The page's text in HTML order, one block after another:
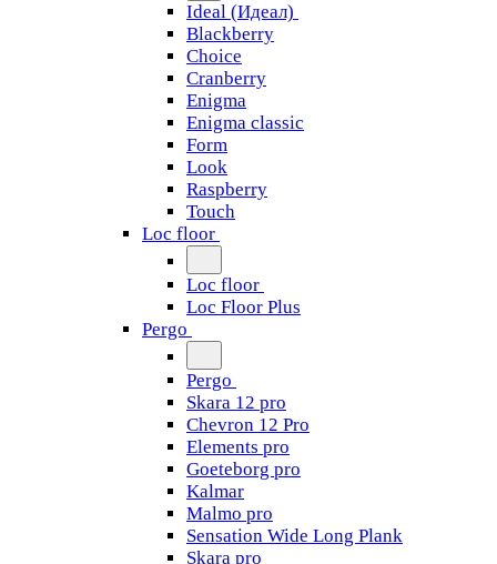
Ideal (Идеал)
Blackberry
Choice
Cranberry
Enigma
Enigma classic
Form
Look
Raspberry
Touch
Loc floor
Loc floor
Loc Floor Plus
Pergo
Pergo
Skara 12 pro
Chevron 12 Pro
Elements pro
Goeteborg pro
Kalmar
Malmo pro
Sensation Wide Long Plank
Skara pro